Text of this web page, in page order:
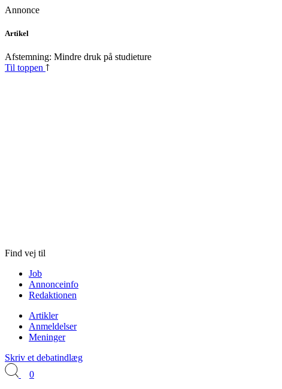
Annonce
Skip
content
Artikel
Afstemning: Mindre druk på studieture
Til toppen
Find vej til
Job
Annonceinfo
Redaktionen
Artikler
Anmeldelser
Meninger
Skriv et debatindlæg
0